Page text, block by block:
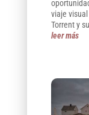
viaje
Torrent y
leer más